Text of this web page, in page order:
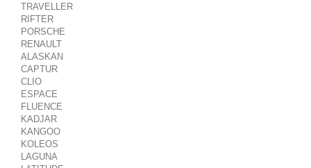
TRAVELLER
RIFTER
PORSCHE
RENAULT
ALASKAN
CAPTUR
CLIO
ESPACE
FLUENCE
KADJAR
KANGOO
KOLEOS
LAGUNA